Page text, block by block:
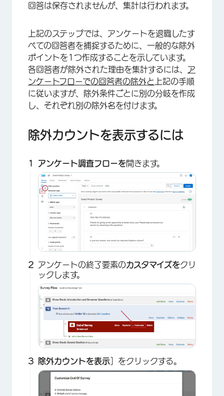
×
回答は保存されませんが、集計は行われます。
上記のステップでは、アンケートを退職したす
べての回答者を捕捉するために、一般的な除外
ポイントを1つ作成することを示しています。
各回答者が除外された理由を集計するには、 ア
ンケートフローでの回答者の除外と 上記の手順
に従いますが、除外条件ごとに別の分岐を作成
し、それぞれ別の除外名を付けます。
除外カウントを表示するには
アンケート調査フローを開きます。
アンケートの終了要素のカスタマイズをクリ
ックします。
除外カウントを表示 ］をクリックする。